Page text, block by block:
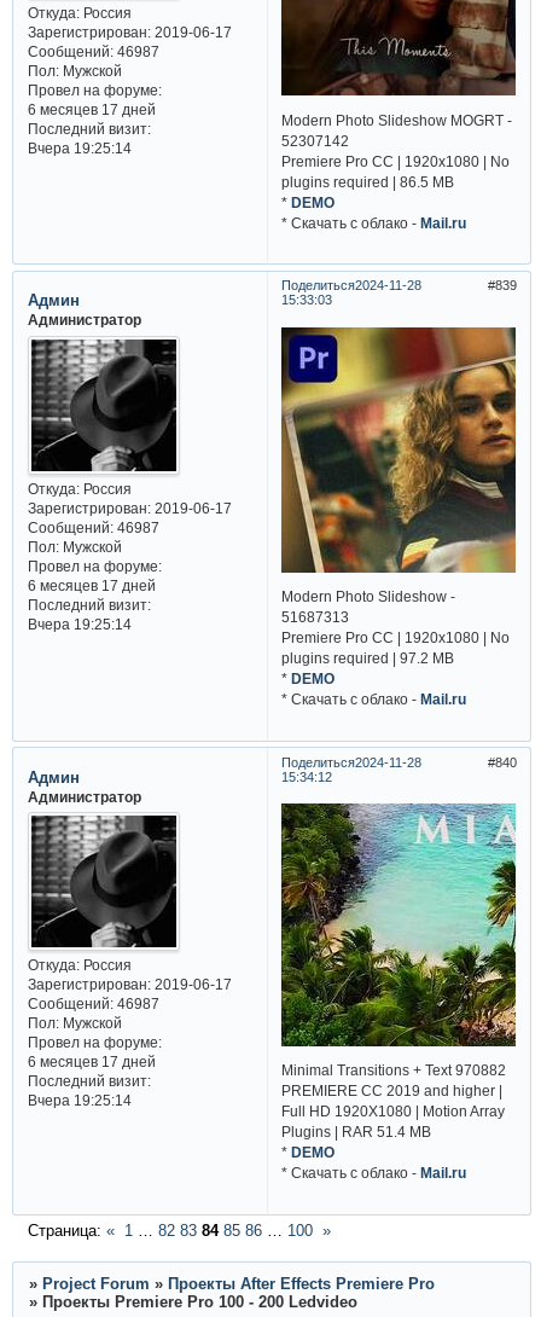
Откуда:Россия
Зарегистрирован: 2019-06-17
Сообщений:46987
Пол:Мужской
Провел на форуме:
6 месяцев 17 дней
Последний визит:
Вчера 19:25:14
Modern Photo Slideshow MOGRT -
52307142
Premiere Pro CC | 1920x1080 | No
plugins required | 86.5 MB
*DEMO
* Cкачать с облако -Mail.ru
Поделиться 839
2024-11-28
15:33:03
Админ
Администратор
Откуда:Россия
Зарегистрирован: 2019-06-17
Сообщений:46987
Пол:Мужской
Провел на форуме:
6 месяцев 17 дней
Последний визит:
Вчера 19:25:14
Modern Photo Slideshow -
51687313
Premiere Pro CC | 1920x1080 | No
plugins required | 97.2 MB
* DEMO
* Cкачать с облако - Mail.ru
Поделиться 840
2024-11-28
15:34:12
Админ
Администратор
Откуда:Россия
Зарегистрирован: 2019-06-17
Сообщений:46987
Пол:Мужской
Провел на форуме:
6 месяцев 17 дней
Последний визит:
Вчера 19:25:14
Minimal Transitions + Text 970882
PREMIERE CC 2019 and higher |
Full HD 1920X1080 | Motion Array
Plugins | RAR 51.4 MB
* DEMO
* Cкачать с облако - Mail.ru
Страница: « 1 82 83 84 85 86 100 »
» Project Forum » Проекты After Effects Premiere Pro
» Проекты Premiere Pro 100 - 200 Ledvideo